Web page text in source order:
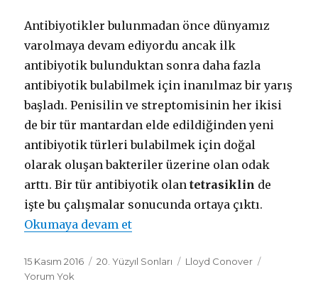
Antibiyotikler bulunmadan önce dünyamız
varolmaya devam ediyordu ancak ilk
antibiyotik bulunduktan sonra daha fazla
antibiyotik bulabilmek için inanılmaz bir yarış
başladı. Penisilin ve streptomisinin her ikisi
de bir tür mantardan elde edildiğinden yeni
antibiyotik türleri bulabilmek için doğal
olarak oluşan bakteriler üzerine olan odak
arttı. Bir tür antibiyotik olantetrasiklin de
işte bu çalışmalar sonucunda ortaya çıktı.
Okumaya devam et
Yayın
tarihi
15 Kasım 2016 Dönemler
20. Yüzyıl Sonları Mucitler
Lloyd Conover
Yorum Yok